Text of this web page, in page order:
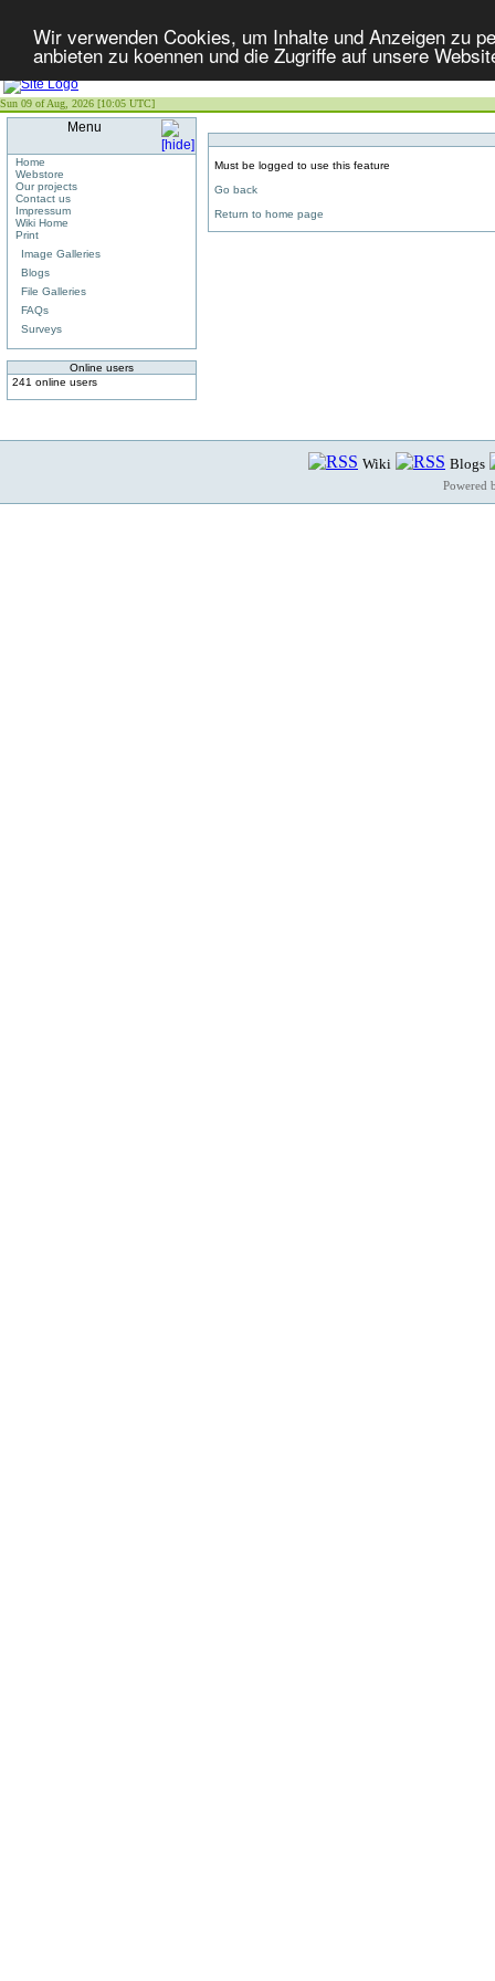
Wir verwenden Cookies, um Inhalte und Anzeigen zu
anbieten zu koennen und die Zugriffe auf unsere
Sun 09 of Aug, 2026 [10:05 UTC]
Menu
Home
Webstore
Our projects
Contact us
Impressum
Wiki Home
Print
Image Galleries
Blogs
File Galleries
FAQs
Surveys
Online users
241 online users
Must be logged to use this feature
Go back
Return to home page
Wiki Blogs
Powered